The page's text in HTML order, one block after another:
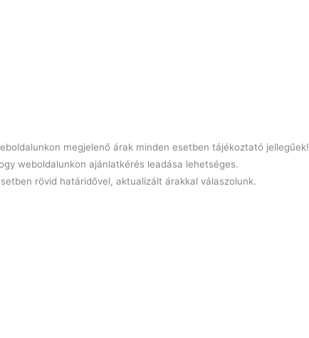
megjelenő árak minden esetben tájékoztató jellegűek!
weboldalunkon ajánlatkérés leadása lehetséges.
rövid határidővel, aktualizált árakkal válaszolunk.